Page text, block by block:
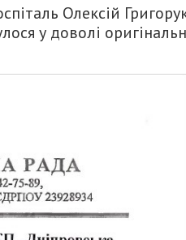
Олексій
у доволі